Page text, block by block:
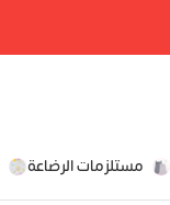
مستلزمات الرضاعة